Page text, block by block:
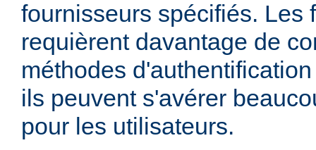
fournisseurs spécifiés. Les
requièrent davantage de
méthodes
ils peuvent s'avérer
pour les utilisateurs.